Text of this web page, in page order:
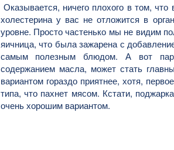
Оказывается, ничего плохого в том,
холестерина у вас не отложится в
уровне. Просто частенько мы не видим
яичница, что была зажарена с
самым полезным блюдом. А вот
содержанием масла, может стать
вариантом гораздо приятнее, хотя,
типа, что пахнет мясом. Кстати,
очень хорошим вариантом.